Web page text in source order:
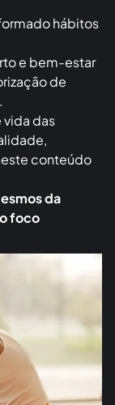
hábitos
e bem-estar
de
vida das
conteúdo
da
foco